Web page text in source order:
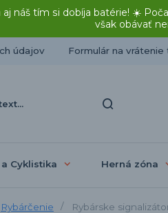
náš tím si dobíja batérie! ☀️
však obávať
údajov Formulár na vrátenie
Cyklistika Herná zóna
Rybárčenie Rybárske